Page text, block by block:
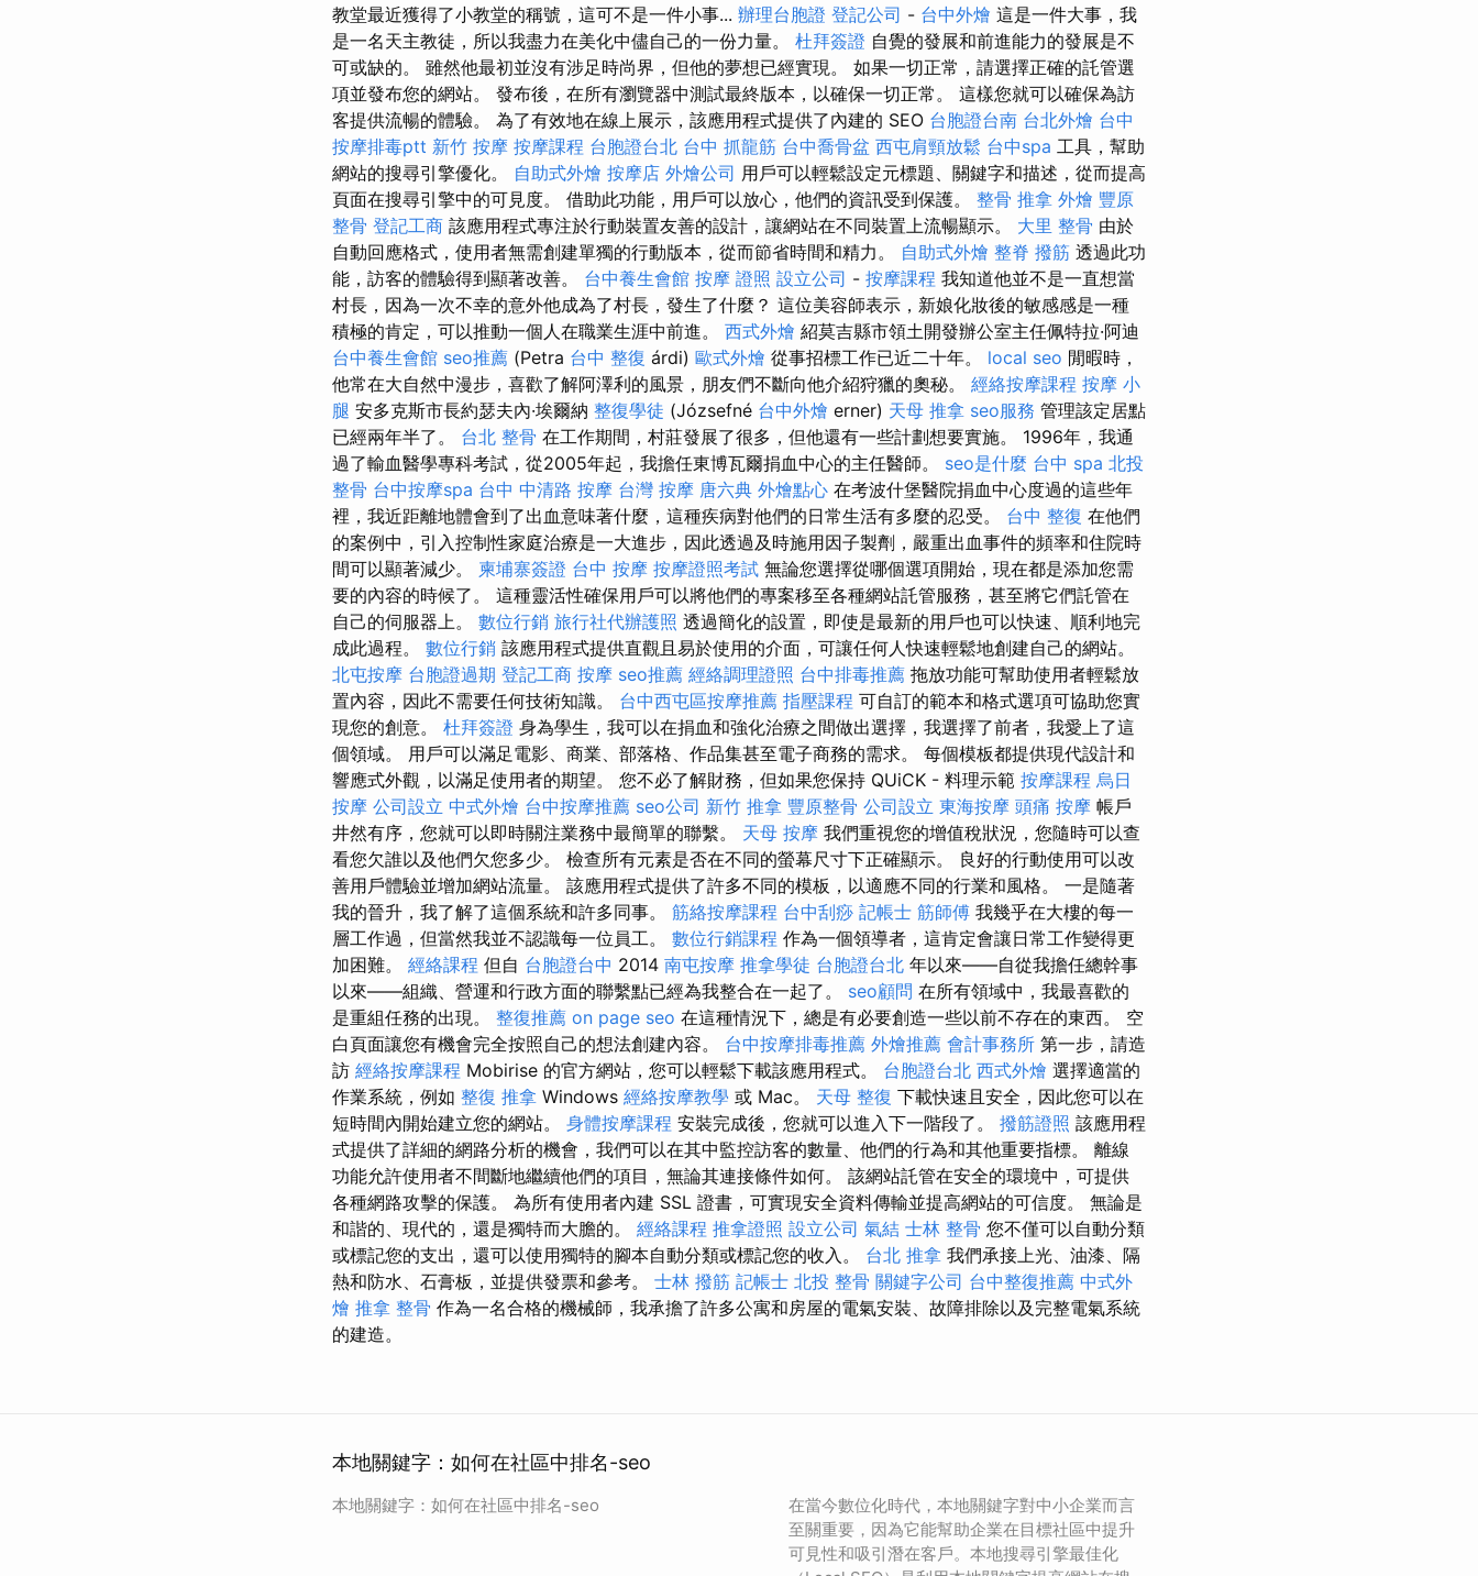
教堂最近獲得了小教堂的稱號，這可不是一件小事... 辦理台胞證 登記公司 - 台中外燴 這是一件大事，我
是一名天主教徒，所以我盡力在美化中儘自己的一份力量。 杜拜簽證 自覺的發展和前進能力的發展是不
可或缺的。 雖然他最初並沒有涉足時尚界，但他的夢想已經實現。 如果一切正常，請選擇正確的託管選
項並發布您的網站。 發布後，在所有瀏覽器中測試最終版本，以確保一切正常。 這樣您就可以確保為訪
客提供流暢的體驗。 為了有效地在線上展示，該應用程式提供了內建的 SEO 台胞證台南 台北外燴 台中
按摩排毒ptt 新竹 按摩 按摩課程 台胞證台北 台中 抓龍筋 台中喬骨盆 西屯肩頸放鬆 台中spa 工具，幫助
網站的搜尋引擎優化。 自助式外燴 按摩店 外燴公司 用戶可以輕鬆設定元標題、關鍵字和描述，從而提高
頁面在搜尋引擎中的可見度。 借助此功能，用戶可以放心，他們的資訊受到保護。 整骨 推拿 外燴 豐原
整骨 登記工商 該應用程式專注於行動裝置友善的設計，讓網站在不同裝置上流暢顯示。 大里 整骨 由於
自動回應格式，使用者無需創建單獨的行動版本，從而節省時間和精力。 自助式外燴 整脊 撥筋 透過此功
能，訪客的體驗得到顯著改善。 台中養生會館 按摩 證照 設立公司 - 按摩課程 我知道他並不是一直想當
村長，因為一次不幸的意外他成為了村長，發生了什麼？ 這位美容師表示，新娘化妝後的敏感感是一種
積極的肯定，可以推動一個人在職業生涯中前進。 西式外燴 紹莫吉縣市領土開發辦公室主任佩特拉·阿迪
台中養生會館 seo推薦 (Petra 台中 整復 árdi) 歐式外燴 從事招標工作已近二十年。 local seo 閒暇時，
他常在大自然中漫步，喜歡了解阿澤利的風景，朋友們不斷向他介紹狩獵的奧秘。 經絡按摩課程 按摩 小
腿 安多克斯市長約瑟夫內·埃爾納 整復學徒 (Józsefné 台中外燴 erner) 天母 推拿 seo服務 管理該定居點
已經兩年半了。 台北 整骨 在工作期間，村莊發展了很多，但他還有一些計劃想要實施。 1996年，我通
過了輸血醫學專科考試，從2005年起，我擔任東博瓦爾捐血中心的主任醫師。 seo是什麼 台中 spa 北投
整骨 台中按摩spa 台中 中清路 按摩 台灣 按摩 唐六典 外燴點心 在考波什堡醫院捐血中心度過的這些年
裡，我近距離地體會到了出血意味著什麼，這種疾病對他們的日常生活有多麼的忍受。 台中 整復 在他們
的案例中，引入控制性家庭治療是一大進步，因此透過及時施用因子製劑，嚴重出血事件的頻率和住院時
間可以顯著減少。 柬埔寨簽證 台中 按摩 按摩證照考試 無論您選擇從哪個選項開始，現在都是添加您需
要的內容的時候了。 這種靈活性確保用戶可以將他們的專案移至各種網站託管服務，甚至將它們託管在
自己的伺服器上。 數位行銷 旅行社代辦護照 透過簡化的設置，即使是最新的用戶也可以快速、順利地完
成此過程。 數位行銷 該應用程式提供直觀且易於使用的介面，可讓任何人快速輕鬆地創建自己的網站。
北屯按摩 台胞證過期 登記工商 按摩 seo推薦 經絡調理證照 台中排毒推薦 拖放功能可幫助使用者輕鬆放
置內容，因此不需要任何技術知識。 台中西屯區按摩推薦 指壓課程 可自訂的範本和格式選項可協助您實
現您的創意。 杜拜簽證 身為學生，我可以在捐血和強化治療之間做出選擇，我選擇了前者，我愛上了這
個領域。 用戶可以滿足電影、商業、部落格、作品集甚至電子商務的需求。 每個模板都提供現代設計和
響應式外觀，以滿足使用者的期望。 您不必了解財務，但如果您保持 QUiCK - 料理示範 按摩課程 烏日
按摩 公司設立 中式外燴 台中按摩推薦 seo公司 新竹 推拿 豐原整骨 公司設立 東海按摩 頭痛 按摩 帳戶
井然有序，您就可以即時關注業務中最簡單的聯繫。 天母 按摩 我們重視您的增值稅狀況，您隨時可以查
看您欠誰以及他們欠您多少。 檢查所有元素是否在不同的螢幕尺寸下正確顯示。 良好的行動使用可以改
善用戶體驗並增加網站流量。 該應用程式提供了許多不同的模板，以適應不同的行業和風格。 一是隨著
我的晉升，我了解了這個系統和許多同事。 筋絡按摩課程 台中刮痧 記帳士 筋師傅 我幾乎在大樓的每一
層工作過，但當然我並不認識每一位員工。 數位行銷課程 作為一個領導者，這肯定會讓日常工作變得更
加困難。 經絡課程 但自 台胞證台中 2014 南屯按摩 推拿學徒 台胞證台北 年以來——自從我擔任總幹事
以來——組織、營運和行政方面的聯繫點已經為我整合在一起了。 seo顧問 在所有領域中，我最喜歡的
是重組任務的出現。 整復推薦 on page seo 在這種情況下，總是有必要創造一些以前不存在的東西。 空
白頁面讓您有機會完全按照自己的想法創建內容。 台中按摩排毒推薦 外燴推薦 會計事務所 第一步，請造
訪 經絡按摩課程 Mobirise 的官方網站，您可以輕鬆下載該應用程式。 台胞證台北 西式外燴 選擇適當的
作業系統，例如 整復 推拿 Windows 經絡按摩教學 或 Mac。 天母 整復 下載快速且安全，因此您可以在
短時間內開始建立您的網站。 身體按摩課程 安裝完成後，您就可以進入下一階段了。 撥筋證照 該應用程
式提供了詳細的網路分析的機會，我們可以在其中監控訪客的數量、他們的行為和其他重要指標。 離線
功能允許使用者不間斷地繼續他們的項目，無論其連接條件如何。 該網站託管在安全的環境中，可提供
各種網路攻擊的保護。 為所有使用者內建 SSL 證書，可實現安全資料傳輸並提高網站的可信度。 無論是
和諧的、現代的，還是獨特而大膽的。 經絡課程 推拿證照 設立公司 氣結 士林 整骨 您不僅可以自動分類
或標記您的支出，還可以使用獨特的腳本自動分類或標記您的收入。 台北 推拿 我們承接上光、油漆、隔
熱和防水、石膏板，並提供發票和參考。 士林 撥筋 記帳士 北投 整骨 關鍵字公司 台中整復推薦 中式外
燴 推拿 整骨 作為一名合格的機械師，我承擔了許多公寓和房屋的電氣安裝、故障排除以及完整電氣系統
的建造。
本地關鍵字：如何在社區中排名-seo
本地關鍵字：如何在社區中排名-seo
在當今數位化時代，本地關鍵字對中小企業而言
至關重要，因為它能幫助企業在目標社區中提升
可見性和吸引潛在客戶。本地搜尋引擎最佳化